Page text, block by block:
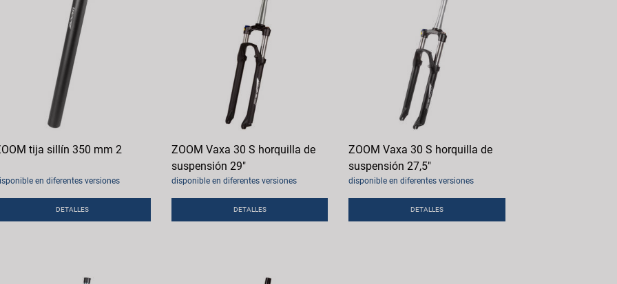
tija sillín 350 mm 2
en diferentes versiones
DETALLES
ZOOM Vaxa 30 S horquilla de
suspensión 29"
disponible en diferentes versiones
DETALLES
ZOOM Vaxa 30 S horquilla de
suspensión 27,5"
disponible en diferentes versiones
DETALLES